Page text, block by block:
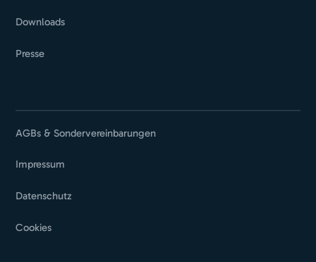
Downloads
Presse
AGBs & Sondervereinbarungen
Impressum
Datenschutz
Cookies